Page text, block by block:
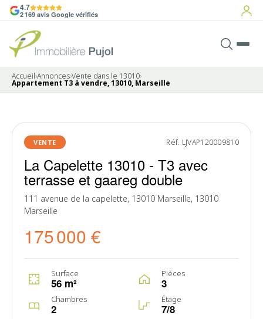
4.7
2 169 avis Google vérifiés
Accueil›Annonces›Vente dans le 13010›
Appartement T3 à vendre, 13010, Marseille
VENTE Réf. LJVAP120009810
La Capelette 13010 - T3 avec
terrasse et gaareg double
111 avenue de la capelette, 13010 Marseille, 13010
Marseille
175 000 €
Surface
56 m²
Pièces
3
Chambres
2
Étage
7/8
SOUS
PROMESSE